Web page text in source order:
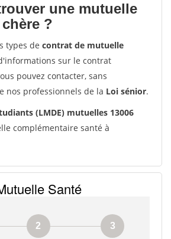
une mutuelle
?
types de contrat de mutuelle
sur le contrat
pouvez contacter, sans
nos professionnels de la Loi sénior.
(LMDE) mutuelles 13006
complémentaire santé à